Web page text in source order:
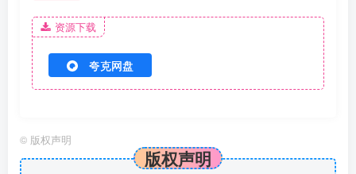
资源下载
夸克网盘
© 版权声明
版权声明